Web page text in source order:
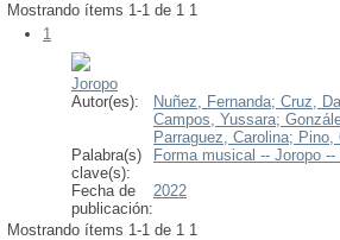
Mostrando ítems 1-1 de 1 1
1
Joropo
Autor(es):
Nuñez, Fernanda; Cruz,
Campos, Yussara;
Parraguez, Carolina; Pino,
Palabra(s)
clave(s):
Forma musical -- Joropo --
Fecha de
publicación:
2022
Mostrando ítems 1-1 de 1 1